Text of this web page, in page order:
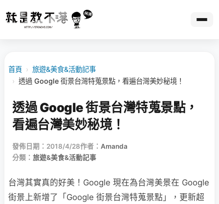
首頁 › 旅遊&美食&活動記事
› 透過 Google 街景台灣特蒐景點，看遍台灣美妙秘境！
透過 Google 街景台灣特蒐景點，
看遍台灣美妙秘境！
發佈日期：2018/4/28作者： Amanda
分類： 旅遊&美食&活動記事
台灣其實真的好美！Google 現在為台灣美景在 Google
街景上新增了「Google 街景台灣特蒐景點」，更新超